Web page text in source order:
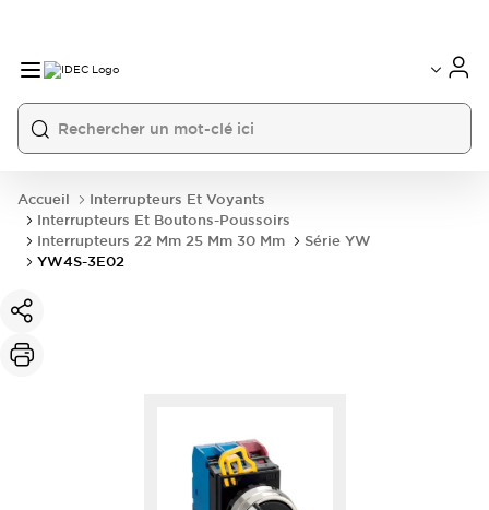
Accueil
Interrupteurs Et Voyants
Interrupteurs Et Boutons-Poussoirs
Interrupteurs 22 Mm 25 Mm 30 Mm
Série YW
YW4S-3E02